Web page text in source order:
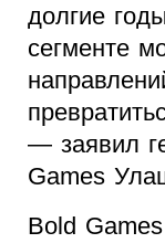
долгие
сегменте
— заявил
Games
Bold